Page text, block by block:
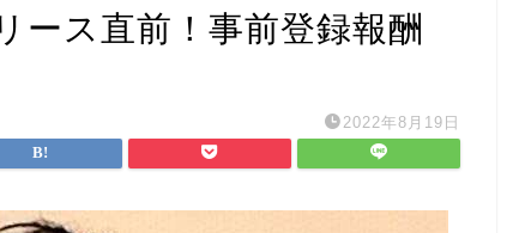
ース直前！事前登録報酬
2022年8月19日